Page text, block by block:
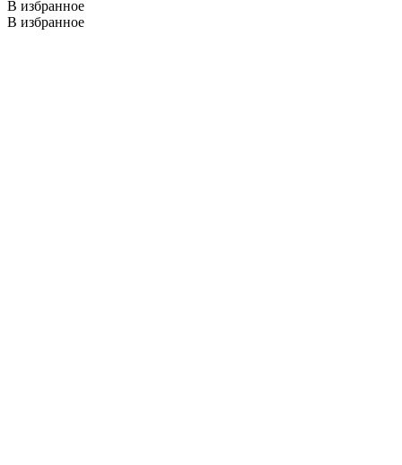
В избранное
В избранное